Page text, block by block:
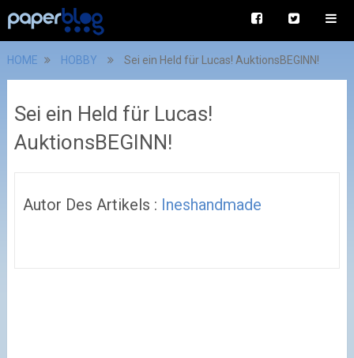
HOME HOBBY Sei ein Held für Lucas! AuktionsBEGINN!
Sei ein Held für Lucas!
AuktionsBEGINN!
Autor Des Artikels : Ineshandmade